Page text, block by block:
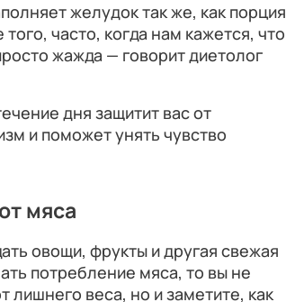
желудок так же, как порция
часто, когда нам кажется, что
жажда — говорит диетолог
дня защитит вас от
и поможет унять чувство
мяса
овощи, фрукты и другая свежая
потребление мяса, то вы не
лишнего веса, но и заметите, как